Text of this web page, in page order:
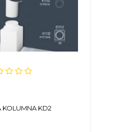
KOLUMNA KD2